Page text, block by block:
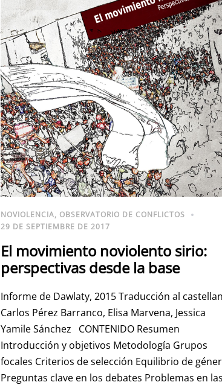
NOVIOLENCIA, OBSERVATORIO DE CONFLICTOS
29 DE SEPTIEMBRE DE 2017
El movimiento noviolento sirio:
perspectivas desde la base
Informe de Dawlaty, 2015 Traducción al
Carlos Pérez Barranco, Elisa Marvena, Jessica
Yamile Sánchez CONTENIDO Resumen
Introducción y objetivos Metodología Grupos
focales Criterios de selección Equilibrio de
Preguntas clave en los debates Problemas en